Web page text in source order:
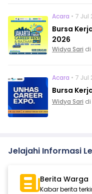
Acara • 7 Jul
Bursa
2026
Widya Sari di
Acara • 7 Jul
Bursa
Widya Sari di
Jelajahi Informasi
Berita Warga
Kabar berita